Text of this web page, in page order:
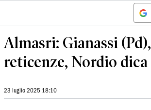
Almasri: Gianassi
reticenze, Nordio
23 luglio 2025 18:10